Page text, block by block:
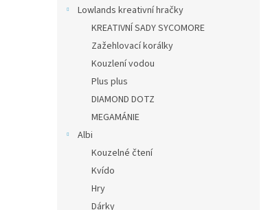
Lowlands kreativní hračky
KREATIVNÍ SADY SYCOMORE
Zažehlovací korálky
Kouzlení vodou
Plus plus
DIAMOND DOTZ
MEGAMÁNIE
Albi
Kouzelné čtení
Kvído
Hry
Dárky